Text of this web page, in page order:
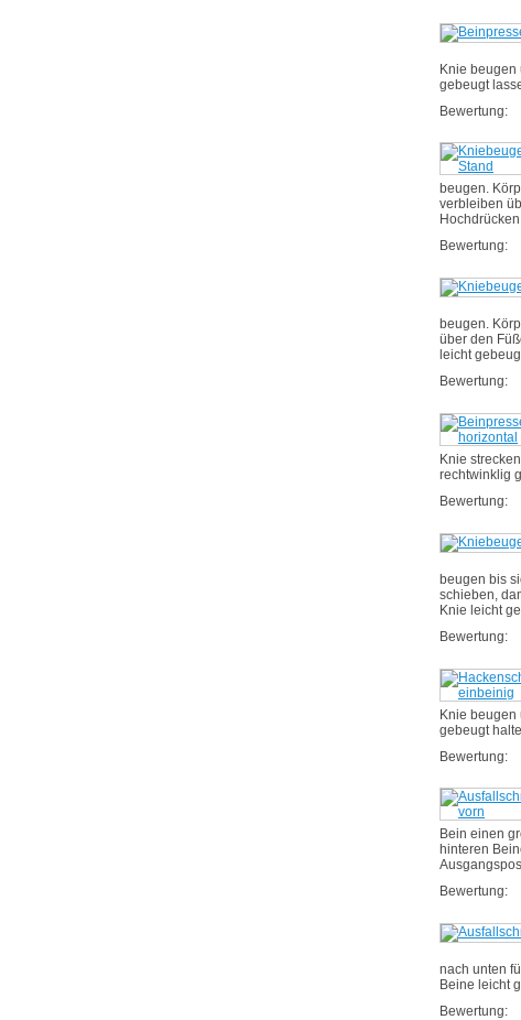
Knie beugen
gebeugt
Bewertung:
beugen.
verbleiben
Bewertung:
beugen.
über den
leicht
Bewertung:
Knie
rechtwinklig
Bewertung:
beugen bis
schieben,
Knie leicht
Bewertung:
Knie beugen
gebeugt
Bewertung:
Bein einen
hinteren
Bewertung:
nach unten
Beine leicht
Bewertung: